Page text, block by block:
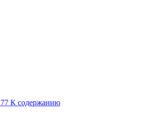
К содержанию